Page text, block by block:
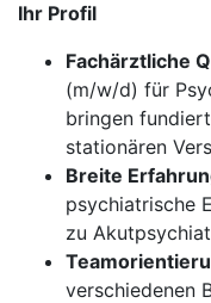
Ihr Profil
Fachärztliche
(m/w/d) für
bringen
stationären
Breite
psychiatrische
zu
verschiedenen